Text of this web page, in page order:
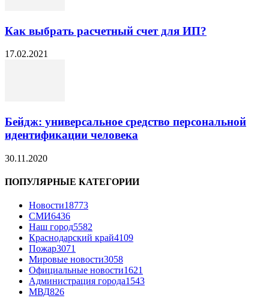
Как выбрать расчетный счет для ИП?
17.02.2021
Бейдж: универсальное средство персональной
идентификации человека
30.11.2020
ПОПУЛЯРНЫЕ КАТЕГОРИИ
Новости18773
СМИ6436
Наш город5582
Краснодарский край4109
Пожар3071
Мировые новости3058
Официальные новости1621
Администрация города1543
МВД826